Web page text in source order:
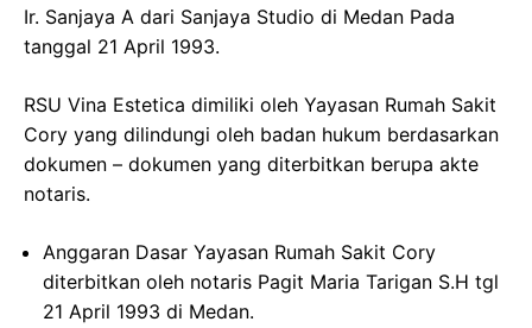
Ir. Sanjaya A dari Sanjaya Studio di Medan Pada
tanggal 21 April 1993.
RSU Vina Estetica dimiliki oleh Yayasan Rumah Sakit
Cory yang dilindungi oleh badan hukum berdasarkan
dokumen – dokumen yang diterbitkan berupa akte
notaris.
Anggaran Dasar Yayasan Rumah Sakit Cory
diterbitkan oleh notaris Pagit Maria Tarigan S.H tgl
21 April 1993 di Medan.